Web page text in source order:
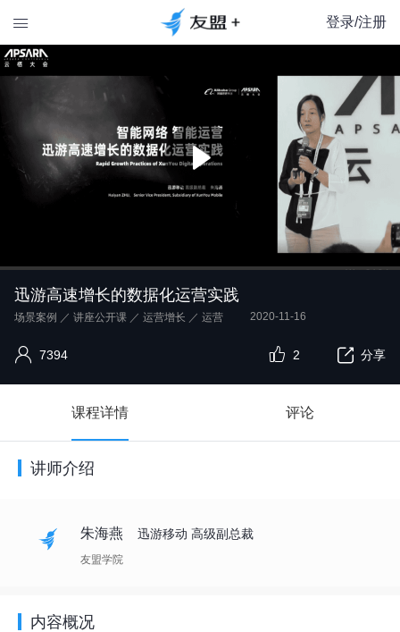
 登录/注册
迅游高速增长的数据化运营实践
场景案例 ／ 讲座公开课 ／ 运营增长 ／ 运营 2020-11-16
7394 分享
2
课程详情 评论
讲师介绍
朱海燕 迅游移动 高级副总裁
友盟学院
内容概况